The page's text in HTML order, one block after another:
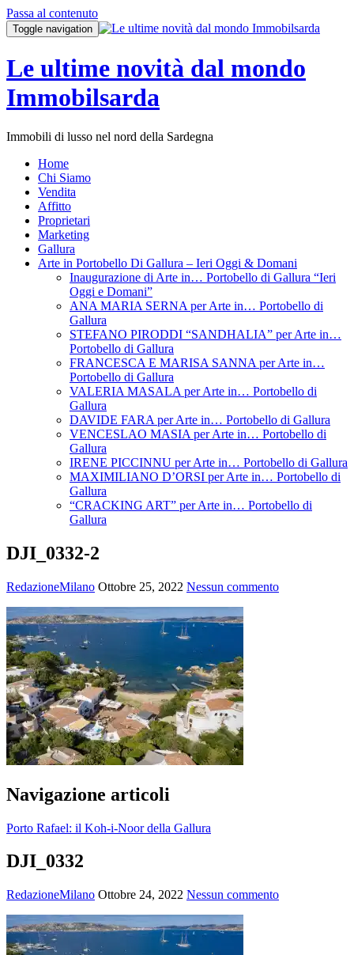
Passa al contenuto
Toggle navigation
Le ultime novità dal mondo
Immobilsarda
Immobili di lusso nel nord della Sardegna
Home
Chi Siamo
Vendita
Affitto
Proprietari
Marketing
Gallura
Arte in Portobello Di Gallura – Ieri Oggi & Domani
Inaugurazione di Arte in… Portobello di Gallura “Ieri
Oggi e Domani”
ANA MARIA SERNA per Arte in… Portobello di
Gallura
STEFANO PIRODDI “SANDHALIA” per Arte in…
Portobello di Gallura
FRANCESCA E MARISA SANNA per Arte in…
Portobello di Gallura
VALERIA MASALA per Arte in… Portobello di
Gallura
DAVIDE FARA per Arte in… Portobello di Gallura
VENCESLAO MASIA per Arte in… Portobello di
Gallura
IRENE PICCINNU per Arte in… Portobello di Gallura
MAXIMILIANO D’ORSI per Arte in… Portobello di
Gallura
“CRACKING ART” per Arte in… Portobello di
Gallura
DJI_0332-2
RedazioneMilano Ottobre 25, 2022 Nessun commento
Navigazione articoli
Porto Rafael: il Koh-i-Noor della Gallura
DJI_0332
RedazioneMilano Ottobre 24, 2022 Nessun commento